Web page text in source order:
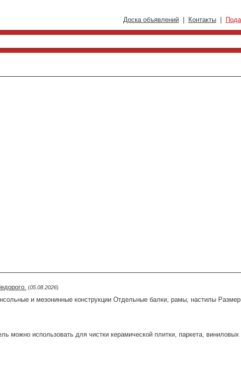
Доска объявлений Контакты
(05.08.2026)
и мезонинные конструкции Отдельные балки, рамы, настилы
можно использовать для чистки керамической плитки, паркета, виниловых